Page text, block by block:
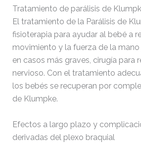
Tratamiento de parálisis de
El tratamiento de la Parálisis de
fisioterapia para ayudar al bebé a
movimiento y la fuerza de la
en casos más graves, cirugía para
nervioso. Con el tratamiento
los bebés se recuperan por
de Klumpke.
Efectos a largo plazo y
derivadas del plexo braquial